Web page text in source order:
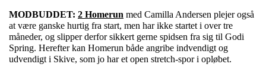
MODBUDDET: 2 Homerun med Camilla Andersen plejer også
at være ganske hurtig fra start, men har ikke startet i over tre
måneder, og slipper derfor sikkert gerne spidsen fra sig til Godi
Spring. Herefter kan Homerun både angribe indvendigt og
udvendigt i Skive, som jo har et open stretch-spor i opløbet.